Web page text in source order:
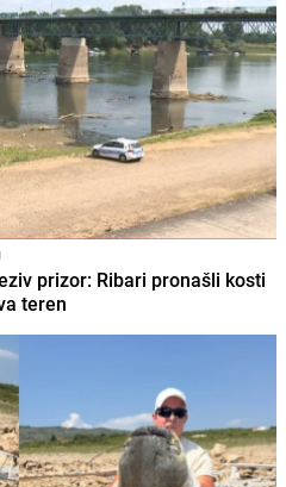
prizor: Ribari pronašli kosti
teren